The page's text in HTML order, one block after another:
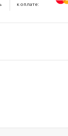
к оплате: